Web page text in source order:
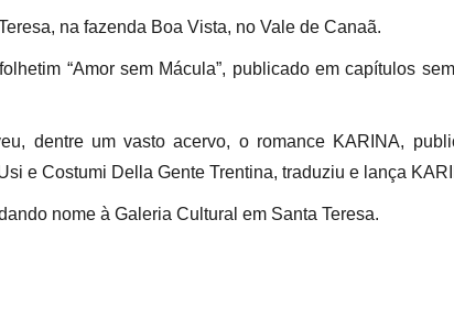
na fazenda Boa Vista, no Vale de Canaã.
“Amor sem Mácula”, publicado em capítulos
dentre um vasto acervo, o romance KARINA,
e Costumi Della Gente Trentina, traduziu e lança
nome à Galeria Cultural em Santa Teresa.